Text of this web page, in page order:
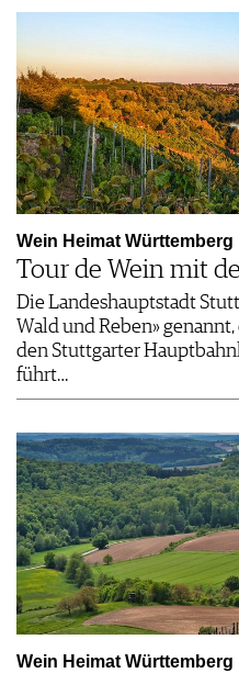
Wein Heimat Württemberg
Tour de Wein mit
Die Landeshauptstadt
Wald und Reben»
den Stuttgarter
führt…
Wein Heimat Württemberg